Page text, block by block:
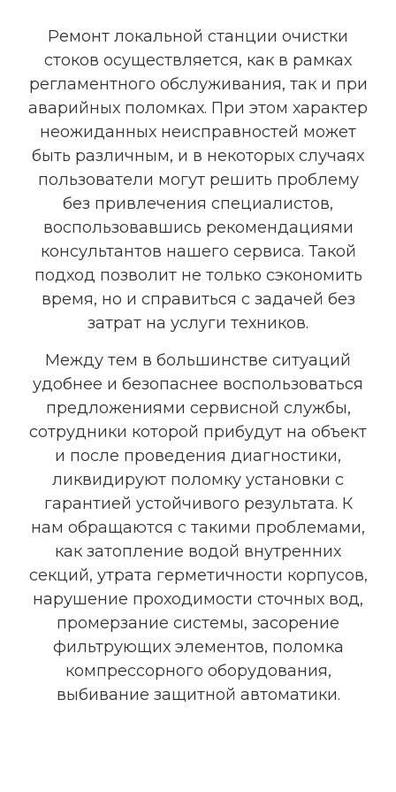
Ремонт локальной станции очистки
стоков осуществляется, как в рамках
регламентного обслуживания, так и при
аварийных поломках. При этом характер
неожиданных неисправностей может
быть различным, и в некоторых случаях
пользователи могут решить проблему
без привлечения специалистов,
воспользовавшись рекомендациями
консультантов нашего сервиса. Такой
подход позволит не только сэкономить
время, но и справиться с задачей без
затрат на услуги техников.
Между тем в большинстве ситуаций
удобнее и безопаснее воспользоваться
предложениями сервисной службы,
сотрудники которой прибудут на объект
и после проведения диагностики,
ликвидируют поломку установки с
гарантией устойчивого результата. К
нам обращаются с такими проблемами,
как затопление водой внутренних
секций, утрата герметичности корпусов,
нарушение проходимости сточных вод,
промерзание системы, засорение
фильтрующих элементов, поломка
компрессорного оборудования,
выбивание защитной автоматики.